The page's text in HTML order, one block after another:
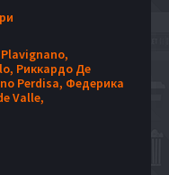
Риккардо Де
Perdisa, Федерика
Valle,